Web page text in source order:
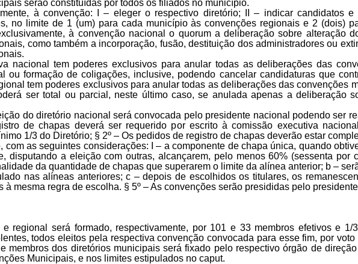
serão constituídas por todos os filiados no município.
à convenção: I – eleger o respectivo diretório; II – indicar candidatos
no limite de 1 (um) para cada município às convenções regionais e 2 (dois)
à convenção nacional o quorum a deliberação sobre alteração
como também a incorporação, fusão, destituição dos administradores ou
nacional tem poderes exclusivos para anular todas as deliberações das
ou formação de coligações, inclusive, podendo cancelar candidaturas que
tem poderes exclusivos para anular todas as deliberações das convenções
ser total ou parcial, neste último caso, se anulada apenas a deliberação
do diretório nacional será convocada pelo presidente nacional podendo ser
de chapas deverá ser requerido por escrito à comissão executiva
1/3 do Diretório; § 2º – Os pedidos de registro de chapas deverão estar
com as seguintes considerações: I – a componente de chapa única, quando
disputando a eleição com outras, alcançarem, pelo menos 60% (sessenta
da quantidade de chapas que superarem o limite da alínea anterior; b –
nas alíneas anteriores; c – depois de escolhidos os titulares, os
mesma regra de escolha. § 5º – As convenções serão presididas pelo
regional será formado, respectivamente, por 101 e 33 membros efetivos e
todos eleitos pela respectiva convenção convocada para esse fim, por
membros dos diretórios municipais será fixado pelo respectivo órgão de
Municipais, e nos limites estipulados no caput.